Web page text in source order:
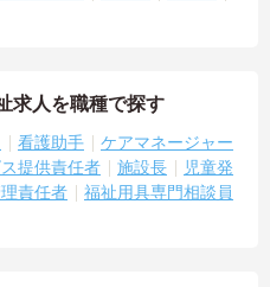
求人を職種で探す
看護助手
ケアマネージャー
提供責任者 施設長
児童発
責任者
福祉用具専門相談員